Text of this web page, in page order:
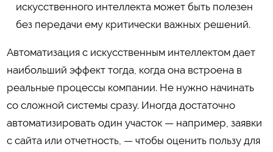
искусственного интеллекта может быть полезен
без передачи ему критически важных решений.
Автоматизация с искусственным интеллектом дает
наибольший эффект тогда, когда она встроена в
реальные процессы компании. Не нужно начинать
со сложной системы сразу. Иногда достаточно
автоматизировать один участок — например, заявки
с сайта или отчетность, — чтобы оценить пользу для